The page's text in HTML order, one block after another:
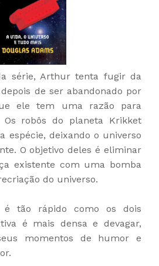
série, Arthur tenta fugir da
de ser abandonado por
ele tem uma razão para
Os robôs do planeta Krikket
espécie, deixando o universo
O objetivo deles é eliminar
existente com uma bomba
do universo.
tão rápido como os dois
é mais densa e devagar,
momentos de humor e